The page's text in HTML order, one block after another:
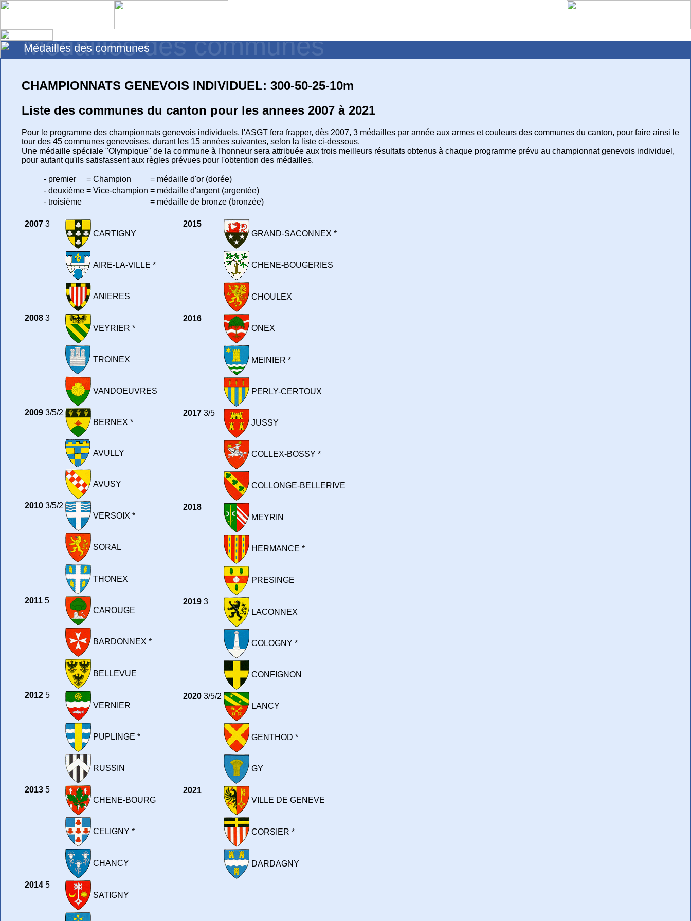
Médailles des communes
Médailles des communes
CHAMPIONNATS GENEVOIS INDIVIDUEL: 300-50-25-10m
Liste des communes du canton pour les annees 2007 à 2021
Pour le programme des championnats genevois individuels, l'ASGT fera frapper, dès 2007, 3 médailles par année aux armes et couleurs des communes du canton, pour faire ainsi le
tour des 45 communes genevoises, durant les 15 années suivantes, selon la liste ci-dessous.
Une médaille spéciale "Olympique" de la commune à l'honneur sera attribuée aux trois meilleurs résultats obtenus à chaque programme prévu au championnat genevois individuel,
pour autant qu'ils satisfassent aux règles prévues pour l'obtention des médailles.
- premier = Champion = médaille d'or (dorée)
- deuxième = Vice-champion = médaille d'argent (argentée)
- troisième
= médaille de bronze (bronzée)
2007 3
CARTIGNY
AIRE-LA-VILLE *
ANIERES
2008 3
VEYRIER *
TROINEX
VANDOEUVRES
2009 3/5/2
BERNEX *
AVULLY
AVUSY
2010 3/5/2
VERSOIX *
SORAL
THONEX
2011 5
CAROUGE
BARDONNEX *
BELLEVUE
2012 5
VERNIER
PUPLINGE *
RUSSIN
2013 5
CHENE-BOURG
CELIGNY *
CHANCY
2014 5
SATIGNY
2015
GRAND-SACONNEX *
CHENE-BOUGERIES
CHOULEX
2016
ONEX
MEINIER *
PERLY-CERTOUX
2017 3/5
JUSSY
COLLEX-BOSSY *
COLLONGE-BELLERIVE
2018
MEYRIN
HERMANCE *
PRESINGE
2019 3
LACONNEX
COLOGNY *
CONFIGNON
2020 3/5/2
LANCY
GENTHOD *
GY
2021
VILLE DE GENEVE
CORSIER *
DARDAGNY